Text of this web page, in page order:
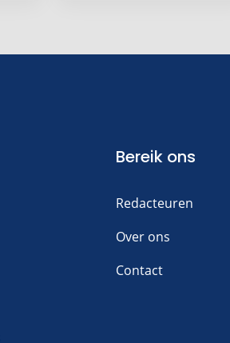
Bereik ons
Redacteuren
Over ons
Contact